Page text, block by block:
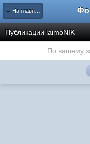
← На главную
Публикации laimoNIK
По вашему